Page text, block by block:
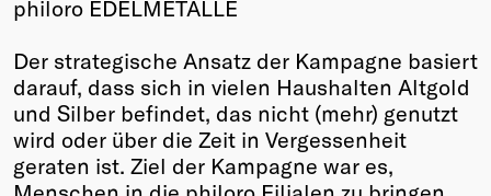
Past
philoro EDELMETALLE
Der strategische Ansatz der Kampagne basiert
darauf, dass sich in vielen Haushalten Altgold
und Silber befindet, das nicht (mehr) genutzt
wird oder über die Zeit in Vergessenheit
geraten ist. Ziel der Kampagne war es,